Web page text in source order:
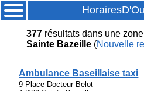
377résultatsdans une
Sainte Bazeille(Nouvelle
Ambulance Baseillaise taxi
9 Place Docteur Belot